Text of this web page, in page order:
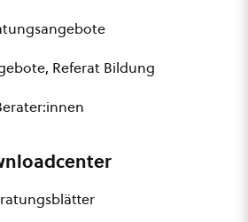
Referat Bildung